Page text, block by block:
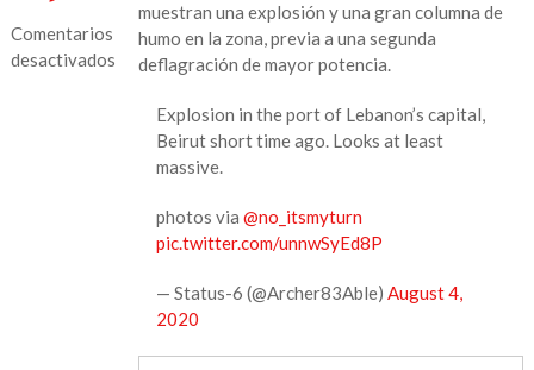
Comentarios
desactivados
muestran una explosión y una gran columna de
humo en la zona, previa a una segunda
deflagración de mayor potencia.
Explosion in the port of Lebanon’s capital,
Beirut short time ago. Looks at least
massive.
photos via@no_itsmyturn
pic.twitter.com/unnwSyEd8P
— Status-6 (@Archer83Able)August 4,
2020